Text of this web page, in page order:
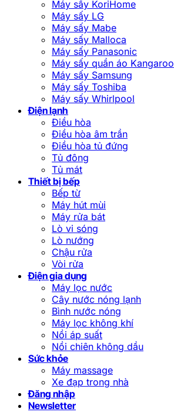
Máy sấy KoriHome
Máy sấy LG
Máy sấy Mabe
Máy sấy Malloca
Máy sấy Panasonic
Máy sấy quần áo Kangaroo
Máy sấy Samsung
Máy sấy Toshiba
Máy sấy Whirlpool
Điện lạnh
Điều hòa
Điều hòa âm trần
Điều hòa tủ đứng
Tủ đông
Tủ mát
Thiết bị bếp
Bếp từ
Máy hút mùi
Máy rửa bát
Lò vi sóng
Lò nướng
Chậu rửa
Vòi rửa
Điện gia dụng
Máy lọc nước
Cây nước nóng lạnh
Bình nước nóng
Máy lọc không khí
Nồi áp suất
Nồi chiên không dầu
Sức khỏe
Máy massage
Xe đạp trong nhà
Đăng nhập
Newsletter